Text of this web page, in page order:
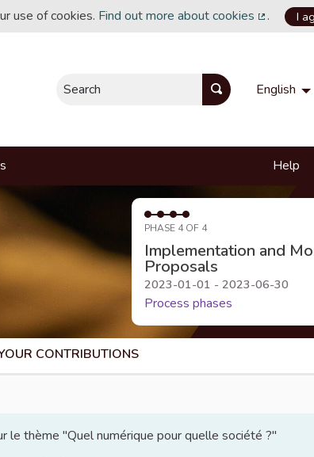
use of cookies. Find out more about cookies . I
Search English
Help
PHASE 4 OF 4
Implementation and
Proposals
2023-01-01 - 2023-06-30
Process phases
CONTRIBUTIONS
le thème "Quel numérique pour quelle société ?"